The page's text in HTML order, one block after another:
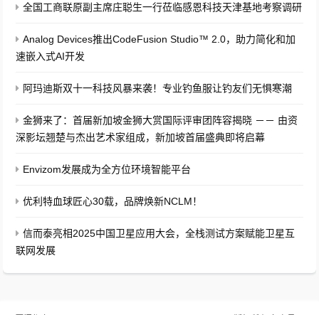
全国工商联原副主席庄聪生一行莅临感恩科技天津基地考察调研
Analog Devices推出CodeFusion Studio™ 2.0，助力简化和加
速嵌入式AI开发
阿玛迪斯双十一科技风暴来袭！专业钓鱼服让钓友们无惧寒潮
金狮来了：首届新加坡金狮大赏国际评审团阵容揭晓 －－ 由资
深影坛翘楚与杰出艺术家组成，新加坡首届盛典即将启幕
Envizom发展成为全方位环境智能平台
优利特血球匠心30载，品牌焕新NCLM！
信而泰亮相2025中国卫星应用大会，全栈测试方案赋能卫星互
联网发展